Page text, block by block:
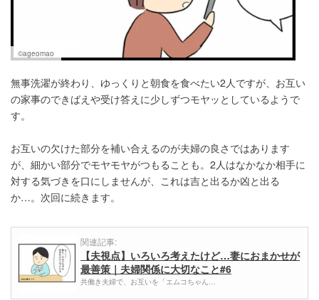
©ageomao
無事洗濯が終わり、ゆっくりと朝食を食べたい2人ですが、お互い
の家事のできばえや受け答えに少しずつモヤッとしているようで
す。
お互いの欠けた部分を補い合えるのが夫婦の良さではあります
が、細かい部分でモヤモヤがつもることも。2人はなかなか相手に
対する気づきを口にしませんが、これは吉と出るか凶と出る
か…。次回に続きます。
関連記事:
【夫視点】いろいろ考えたけど…妻におまかせが
最善策｜夫婦関係に大切なこと#6
共働き夫婦で、お互いを「エムコちゃん…